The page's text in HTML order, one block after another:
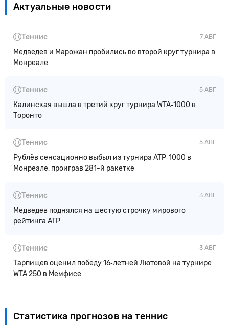
Актуальные новости
7 АВГ
Теннис
Медведев и Марожан пробились во второй круг турнира в
Монреале
5 АВГ
Теннис
Калинская вышла в третий круг турнира WTA‑1000 в
Торонто
5 АВГ
Теннис
Рублёв сенсационно выбыл из турнира ATP‑1000 в
Монреале, проиграв 281-й ракетке
3 АВГ
Теннис
Медведев поднялся на шестую строчку мирового
рейтинга ATP
3 АВГ
Теннис
Тарпищев оценил победу 16‑летней Лютовой на турнире
WTA 250 в Мемфисе
Статистика прогнозов на теннис